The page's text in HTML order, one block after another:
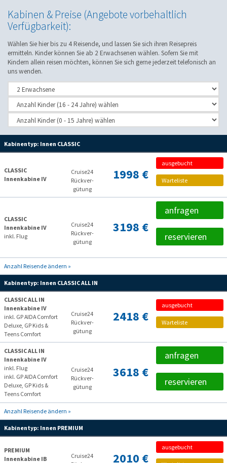
Kabinen & Preise (Angebote vorbehaltlich
Verfügbarkeit):
Wählen Sie hier bis zu 4 Reisende, und lassen Sie sich ihren Reisepreis
ermitteln. Kinder können Sie ab 2 Erwachsenen wählen. Sofern Sie mit
Kindern allein reisen möchten, können Sie sich gerne jederzeit telefonisch an
uns wenden.
Kabinentyp: Innen CLASSIC
CLASSIC
Innenkabine IV
Cruise24
Rückver­
gütung
1998 €
ausgebucht
Warteliste
CLASSIC
Innenkabine IV
inkl. Flug
Cruise24
Rückver­
gütung
3198 €
anfragen
reservieren
Anzahl Reisende ändern »
Kabinentyp: Innen CLASSIC ALL IN
CLASSIC ALL IN
Innenkabine IV
inkl. GP AIDA Comfort
Deluxe, GP Kids &
Teens Comfort
Cruise24
Rückver­
gütung
2418 €
ausgebucht
Warteliste
CLASSIC ALL IN
Innenkabine IV
inkl. Flug
inkl. GP AIDA Comfort
Deluxe, GP Kids &
Teens Comfort
Cruise24
Rückver­
gütung
3618 €
anfragen
reservieren
Anzahl Reisende ändern »
Kabinentyp: Innen PREMIUM
PREMIUM
Innenkabine IB
Cruise24
2010 €
ausgebucht